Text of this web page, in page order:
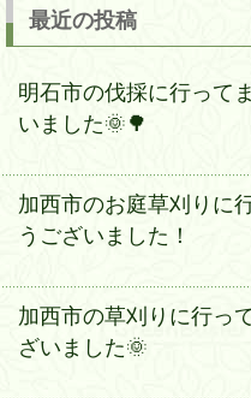
最近の投稿
明石市の伐採に行って
いました🌞🌳
加西市のお庭草刈りに
うございました！
加西市の草刈りに行っ
ざいました🌞